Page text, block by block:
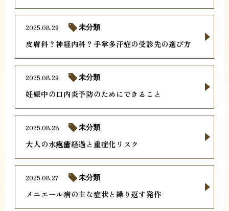
皮膚科？神経内科？手掌多汗症の受診先の選び方
2025.08.29 未分類
妊娠中の口内炎予防のためにできること
2025.08.29 未分類
大人の水疱瘡経過と重症化リスク
2025.08.28 未分類
メニエール病の主な症状と繰り返す発作
2025.08.27 未分類